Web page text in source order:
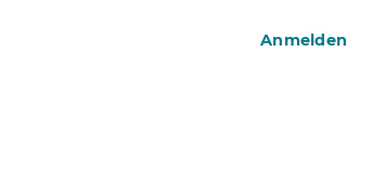
Anmelden